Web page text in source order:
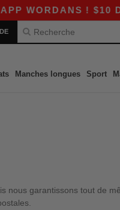
! $10 DE
Manches longues Sport
nous garantissons tout de